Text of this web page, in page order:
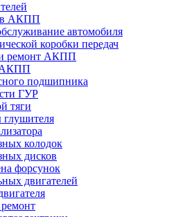
в АКПП
автомобиля
коробки передач
ремонт АКПП
АКПП
подшипника
ГУР
тяги
колодок
дисков
форсунок
двигателей